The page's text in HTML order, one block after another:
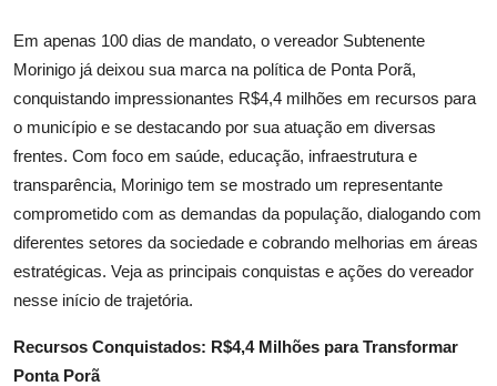
Em apenas 100 dias de mandato, o vereador Subtenente
Morinigo já deixou sua marca na política de Ponta Porã,
conquistando impressionantes R$4,4 milhões em recursos para
o município e se destacando por sua atuação em diversas
frentes. Com foco em saúde, educação, infraestrutura e
transparência, Morinigo tem se mostrado um representante
comprometido com as demandas da população, dialogando com
diferentes setores da sociedade e cobrando melhorias em áreas
estratégicas. Veja as principais conquistas e ações do vereador
nesse início de trajetória.
Recursos Conquistados: R$4,4 Milhões para Transformar
Ponta Porã